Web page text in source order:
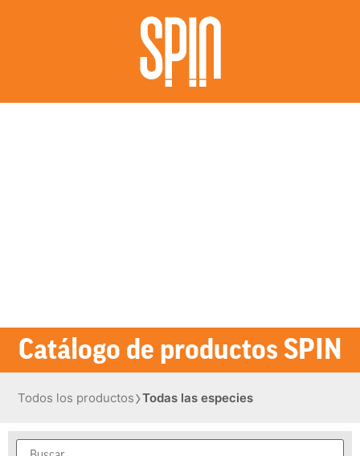
Catálogo de productos SPIN
Todos los productos›Todas las especies